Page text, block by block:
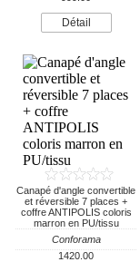
Détail
Canapé d'angle convertible
et réversible 7 places +
coffre ANTIPOLIS coloris
marron en PU/tissu
Conforama
1420.00